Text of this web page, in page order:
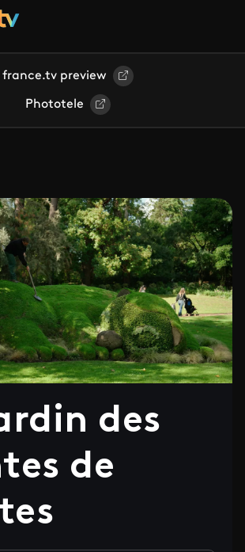
france.tv preview
Phototele
des
de